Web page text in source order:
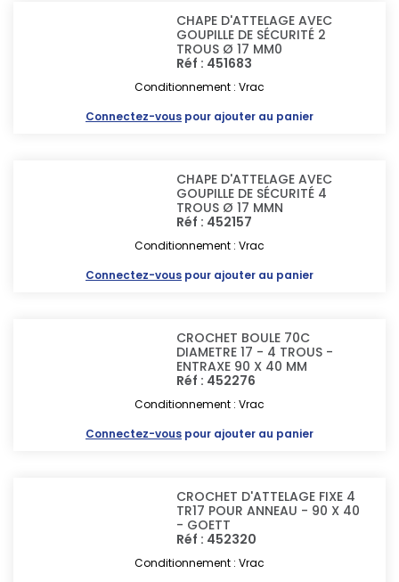
CHAPE D'ATTELAGE AVEC
GOUPILLE DE SÉCURITÉ 2
TROUS Ø 17 MM0
Réf : 451683
Conditionnement : Vrac
Connectez-vous pour ajouter au panier
CHAPE D'ATTELAGE AVEC
GOUPILLE DE SÉCURITÉ 4
TROUS Ø 17 MMN
Réf : 452157
Conditionnement : Vrac
Connectez-vous pour ajouter au panier
CROCHET BOULE 70C
DIAMETRE 17 - 4 TROUS -
ENTRAXE 90 X 40 MM
Réf : 452276
Conditionnement : Vrac
Connectez-vous pour ajouter au panier
CROCHET D'ATTELAGE FIXE 4
TR17 POUR ANNEAU - 90 X 40
- GOETT
Réf : 452320
Conditionnement : Vrac